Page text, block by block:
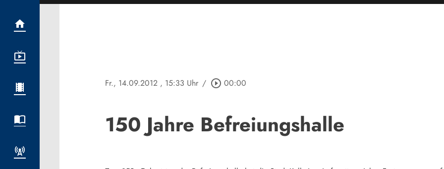
Fr., 14.09.2012 , 15:33 Uhr / play_circle_outline 00:00
150 Jahre Befreiungshalle